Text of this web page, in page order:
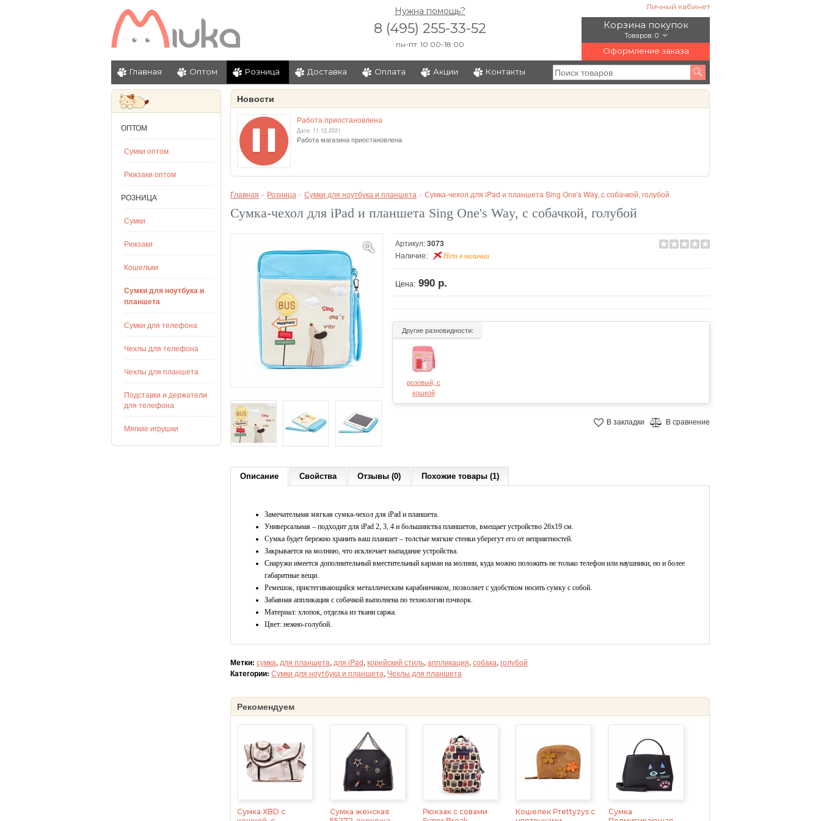
Личный кабинет
Корзина покупок
Товаров: 0
Оформление заказа
Нужна помощь?
8 (495) 255-33-52
пн-пт: 10:00-18:00
Главная Оптом Розница Доставка Оплата Акции Контакты
ОПТОМ
Сумки оптом
Рюкзаки оптом
РОЗНИЦА
Сумки
Рюкзаки
Кошельки
Сумки для ноутбука и
планшета
Сумки для телефона
Чехлы для телефона
Чехлы для планшета
Подставки и держатели
для телефона
Мягкие игрушки
Новости
Работа приостановлена
Дата: 11.12.2021
Работа магазина приостановлена
Главная » Розница » Сумки для ноутбука и планшета » Сумка-чехол для iPad и планшета Sing One's Way, с собачкой, голубой
Сумка-чехол для iPad и планшета Sing One's Way, с собачкой, голубой
Артикул:3073
Наличие: Нет в наличии
Цена: 990 р.
Другие разновидности:
розовый, с
кошкой
В закладки В сравнение
Описание Свойства Отзывы (0) Похожие товары (1)
Замечательная мягкая сумка-чехол для iPad и планшета.
Универсальная – подходит для iPad 2, 3, 4 и большинства планшетов, вмещает устройство 26х19 см.
Сумка будет бережно хранить ваш планшет – толстые мягкие стенки уберегут его от неприятностей.
Закрывается на молнию, что исключает выпадание устройства.
Снаружи имеется дополнительный вместительный карман на молнии, куда можно положить не только телефон или наушники, но и более
габаритные вещи.
Ремешок, пристегивающийся металлическим карабинчиком, позволяет с удобством носить сумку с собой.
Забавная аппликация с собачкой выполнена по технологии пэчворк.
Материал: хлопок, отделка из ткани саржа.
Цвет: нежно-голубой.
Метки: сумка, для планшета, для iPad, корейский стиль, аппликация, собака, голубой
Категории: Сумки для ноутбука и планшета, Чехлы для планшета
Рекомендуем
Сумка XBD с
Сумка женская
Рюкзак с совами
Кошелек Prettyzys с
Сумка